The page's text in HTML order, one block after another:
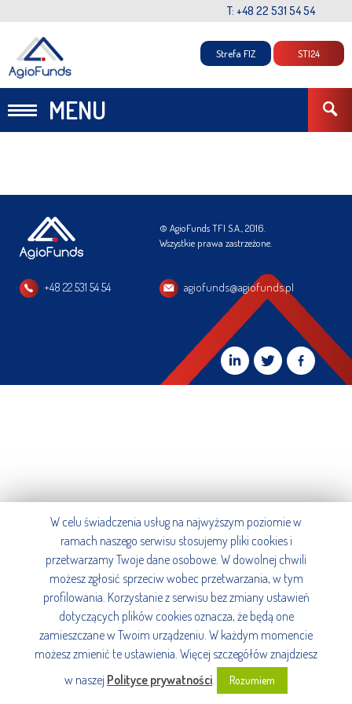
T: +48 22 531 54 54
MENU
Strefa FIZ STI24
© AgioFunds TFI S.A., 2016.
Wszystkie prawa zastrzeżone.
+48 22 531 54 54 agiofunds@agiofunds.pl
W celu świadczenia usług na najwyższym poziomie w
ramach naszego serwisu stosujemy pliki cookies i
przetwarzamy Twoje dane osobowe. W dowolnej chwili
możesz zgłosić sprzeciw wobec przetwarzania, w tym
profilowania. Korzystanie z serwisu bez zmiany ustawień
dotyczących plików cookies oznacza, że będą one
zamieszczane w Twoim urządzeniu. W każdym momencie
możesz zmienić te ustawienia. Więcej szczegółów znajdziesz
w naszej Polityce prywatności. Rozumiem